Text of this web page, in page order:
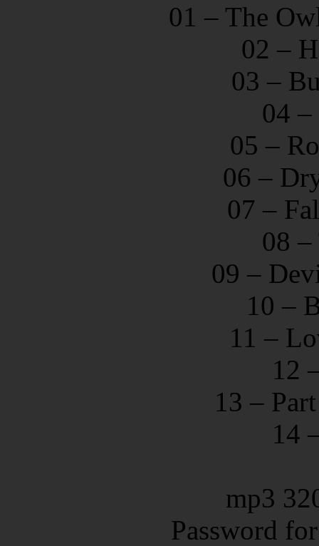
01 – The
02 –
03 –
04
05 –
06 –
07 –
08
09 –
10 –
11 –
12
13 –
14
mp3
Password